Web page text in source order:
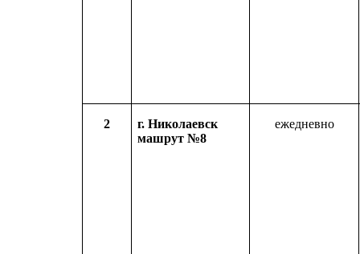
2
г. Николаевск
машрут №8
ежедневно